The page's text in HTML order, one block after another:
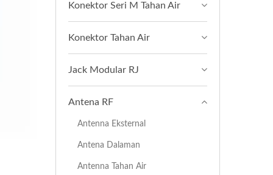
Konektor Seri M Tahan Air
Konektor Tahan Air
Jack Modular RJ
Antena RF
Antenna Eksternal
Antena Dalaman
Antenna Tahan Air